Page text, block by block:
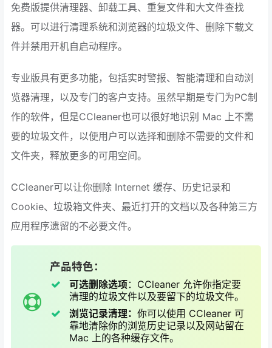
免费版提供清理器、卸载工具、重复文件和大文件查找
器。可以进行清理系统和浏览器的垃圾文件、删除下载文
件并禁用开机自启动程序。
专业版具有更多功能，包括实时警报、智能清理和自动浏
览器清理，以及专门的客户支持。虽然早期是专门为PC制
作的软件，但是CCleaner也可以很好地识别 Mac 上不需
要的垃圾文件，以便用户可以选择和删除不需要的文件和
文件夹，释放更多的可用空间。
CCleaner可以让你删除 Internet 缓存、历史记录和
Cookie、垃圾箱文件夹、最近打开的文档以及各种第三方
应用程序遗留的不必要文件。
产品特色：
可选删除选项：CCleaner 允许你指定要
清理的垃圾文件以及要留下的垃圾文件。
浏览记录清理： 你可以使用 CCleaner 可
靠地清除你的浏览历史记录以及网站留在
Mac 上的各种缓存文件。